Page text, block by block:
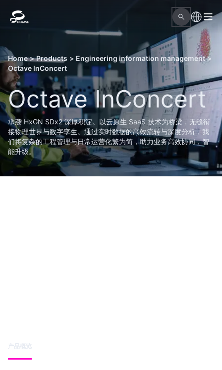
Home > Products > Engineering information management >
Octave InConcert
Octave InConcert
承袭 HxGN SDx2 深厚积淀。以云原生 SaaS 技术为桥梁，无缝衔
接物理世界与数字孪生。通过实时数据的高效流转与深度分析，我
们将复杂的工程管理与日常运营化繁为简，助力业务高效协同，智
能升级。
产品概览